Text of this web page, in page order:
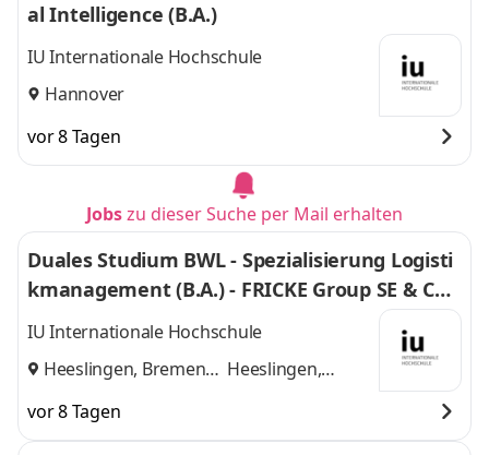
al Intelligence (B.A.)
IU Internationale Hochschule
Hannover
vor 8 Tagen
Jobszu dieser Suche per Mail erhalten
Duales Studium BWL - Spezialisierung Logisti
kmanagement (B.A.) - FRICKE Group SE & Co.
KG
IU Internationale Hochschule
Heeslingen, Bremen
Heeslingen,
vor 8 Tagen